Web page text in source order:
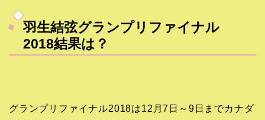
羽生結弦グランプリファイナル
2018結果は？
グランプリファイナル2018は12月7日～9日までカナダ